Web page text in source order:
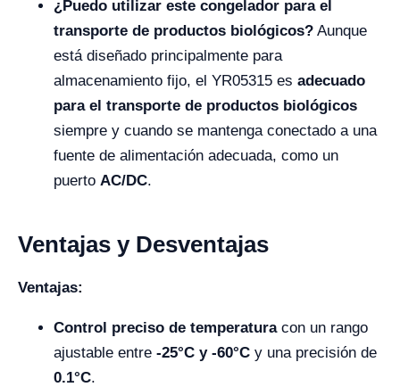
¿Puedo utilizar este congelador para el
transporte de productos biológicos? Aunque
está diseñado principalmente para
almacenamiento fijo, el YR05315 es adecuado
para el transporte de productos biológicos
siempre y cuando se mantenga conectado a una
fuente de alimentación adecuada, como un
puerto AC/DC.
Ventajas y Desventajas
Ventajas:
Control preciso de temperaturacon un rango
ajustable entre -25°C y -60°C y una precisión de
0.1°C.